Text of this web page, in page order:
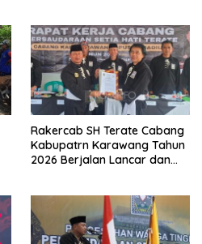
Rakercab SH Terate Cabang
Kabupatrn Karawang Tahun
2026 Berjalan Lancar dan